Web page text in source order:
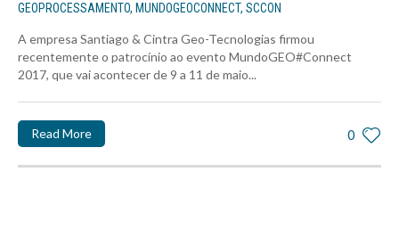
GEOPROCESSAMENTO, MUNDOGEOCONNECT, SCCON
A empresa Santiago & Cintra Geo-Tecnologias firmou
recentemente o patrocínio ao evento MundoGEO#Connect
2017, que vai acontecer de 9 a 11 de maio...
0
Read More